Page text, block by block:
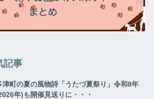
記事
津町の夏の風物詩「うたづ夏祭り」令和8年
年)も開催見送りに・・・